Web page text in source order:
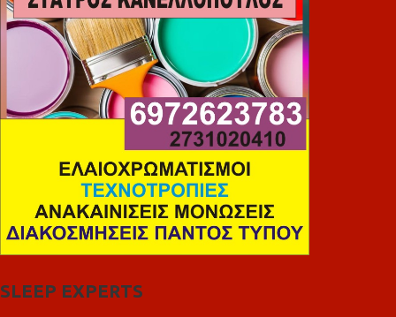
SLEEP EXPERTS